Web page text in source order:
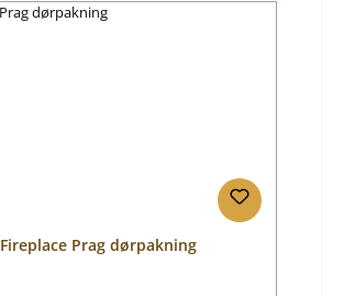
Fireplace Prag dørpakning